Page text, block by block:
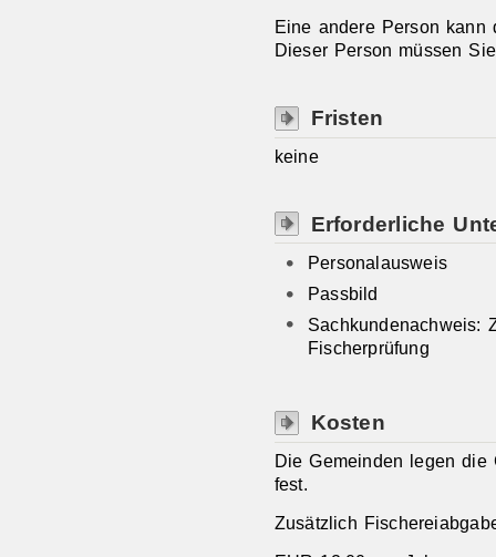
Eine andere Person
Dieser Person müssen
Fristen
keine
Erforderliche
Personalausweis
Passbild
Sachkundenachweis:
Fischerprüfung
Kosten
Die Gemeinden legen die
fest.
Zusätzlich